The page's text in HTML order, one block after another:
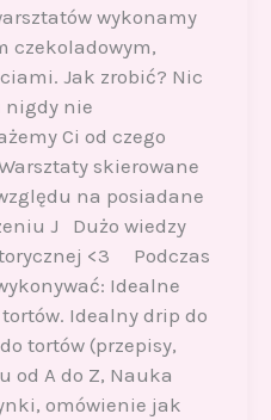
wykonamy
czekoladowym,
Jak zrobić? Nic
nigdy nie
Ci od czego
skierowane
na posiadane
J Dużo wiedzy
<3 Podczas
Idealne
Idealny drip do
tortów (przepisy,
od A do Z, Nauka
omówienie jak